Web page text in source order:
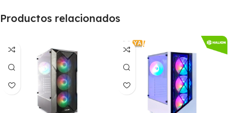
Productos relacionados